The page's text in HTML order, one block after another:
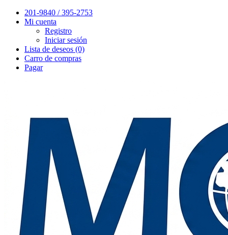
201-9840 / 395-2753
Mi cuenta
Registro
Iniciar sesión
Lista de deseos (0)
Carro de compras
Pagar